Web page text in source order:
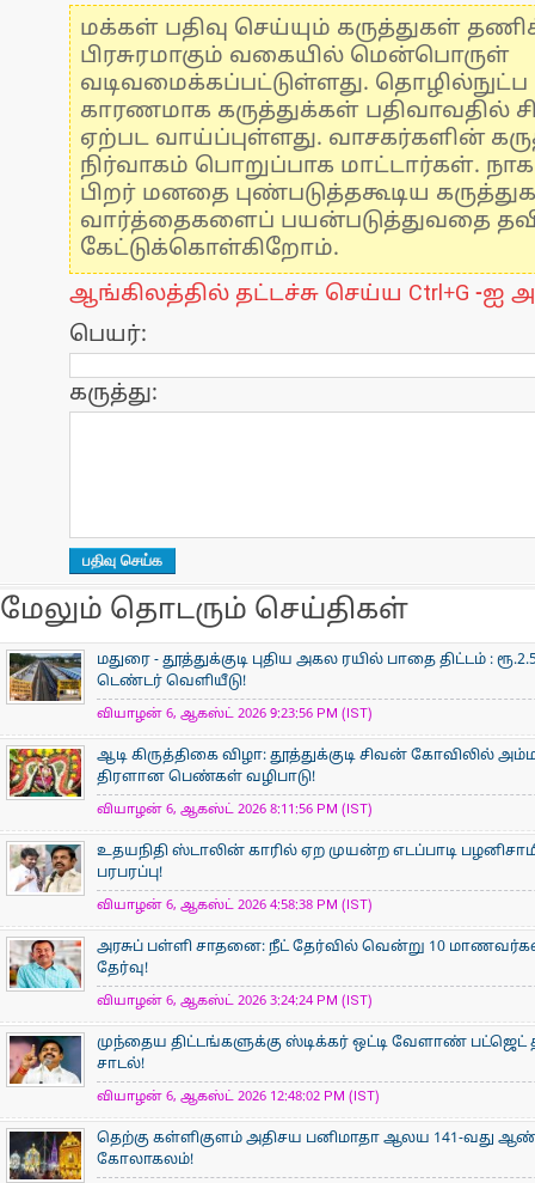
மக்கள் பதிவு செய்யும் கருத்துகள்
பிரசுரமாகும் வகையில் மென்பொருள்
வடிவமைக்கப்பட்டுள்ளது.
காரணமாக கருத்துக்கள் பதிவாவதில்
ஏற்பட வாய்ப்புள்ளது. வாசகர்களின்
நிர்வாகம் பொறுப்பாக மாட்டார்கள்.
பிறர் மனதை புண்படுத்தகூடிய
வார்த்தைகளைப் பயன்படுத்துவதை
கேட்டுக்கொள்கிறோம்.
ஆங்கிலத்தில் தட்டச்சு செய்ய Ctrl+G -ஐ
பெயர்:
கருத்து:
மேலும் தொடரும் செய்திகள்
மதுரை - தூத்துக்குடி புதிய அகல ரயில் பாதை திட்டம் :
டெண்டர் வெளியீடு!
வியாழன் 6, ஆகஸ்ட் 2026 9:23:56 PM (IST)
ஆடி கிருத்திகை விழா: தூத்துக்குடி சிவன் கோவிலில்
திரளான பெண்கள் வழிபாடு!
வியாழன் 6, ஆகஸ்ட் 2026 8:11:56 PM (IST)
உதயநிதி ஸ்டாலின் காரில் ஏற முயன்ற எடப்பாடி
பரபரப்பு!
வியாழன் 6, ஆகஸ்ட் 2026 4:58:38 PM (IST)
அரசுப் பள்ளி சாதனை: நீட் தேர்வில் வென்று 10 மாணவர்கள்
தேர்வு!
வியாழன் 6, ஆகஸ்ட் 2026 3:24:24 PM (IST)
முந்தைய திட்டங்களுக்கு ஸ்டிக்கர் ஒட்டி வேளாண் பட்ஜெட்
சாடல்!
வியாழன் 6, ஆகஸ்ட் 2026 12:48:02 PM (IST)
தெற்கு கள்ளிகுளம் அதிசய பனிமாதா ஆலய 141-வது
கோலாகலம்!